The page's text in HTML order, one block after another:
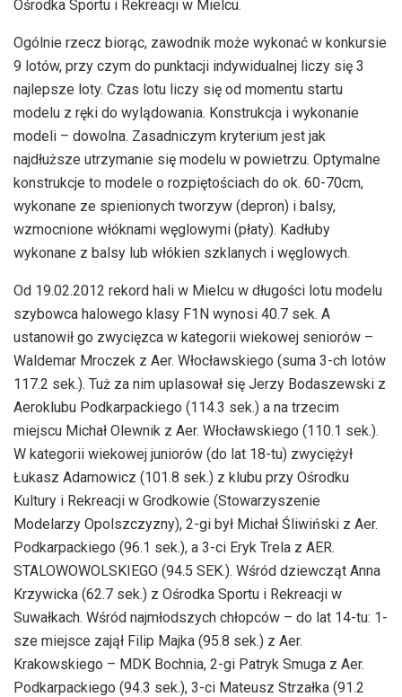
Ośrodka Sportu i Rekreacji w Mielcu.
Ogólnie rzecz biorąc, zawodnik może wykonać w konkursie
9 lotów, przy czym do punktacji indywidualnej liczy się 3
najlepsze loty. Czas lotu liczy się od momentu startu
modelu z ręki do wylądowania. Konstrukcja i wykonanie
modeli – dowolna. Zasadniczym kryterium jest jak
najdłuższe utrzymanie się modelu w powietrzu. Optymalne
konstrukcje to modele o rozpiętościach do ok. 60-70cm,
wykonane ze spienionych tworzyw (depron) i balsy,
wzmocnione włóknami węglowymi (płaty). Kadłuby
wykonane z balsy lub włókien szklanych i węglowych.
Od 19.02.2012 rekord hali w Mielcu w długości lotu modelu
szybowca halowego klasy F1N wynosi 40.7 sek. A
ustanowił go zwycięzca w kategorii wiekowej seniorów –
Waldemar Mroczek z Aer. Włocławskiego (suma 3-ch lotów
117.2 sek.). Tuż za nim uplasował się Jerzy Bodaszewski z
Aeroklubu Podkarpackiego (114.3 sek.) a na trzecim
miejscu Michał Olewnik z Aer. Włocławskiego (110.1 sek.).
W kategorii wiekowej juniorów (do lat 18-tu) zwyciężył
Łukasz Adamowicz (101.8 sek.) z klubu przy Ośrodku
Kultury i Rekreacji w Grodkowie (Stowarzyszenie
Modelarzy Opolszczyzny), 2-gi był Michał Śliwiński z Aer.
Podkarpackiego (96.1 sek.), a 3-ci Eryk Trela z AER.
STALOWOWOLSKIEGO (94.5 SEK.). Wśród dziewcząt Anna
Krzywicka (62.7 sek.) z Ośrodka Sportu i Rekreacji w
Suwałkach. Wśród najmłodszych chłopców – do lat 14-tu: 1-
sze miejsce zajął Filip Majka (95.8 sek.) z Aer.
Krakowskiego – MDK Bochnia, 2-gi Patryk Smuga z Aer.
Podkarpackiego (94.3 sek.), 3-ci Mateusz Strzałka (91.2